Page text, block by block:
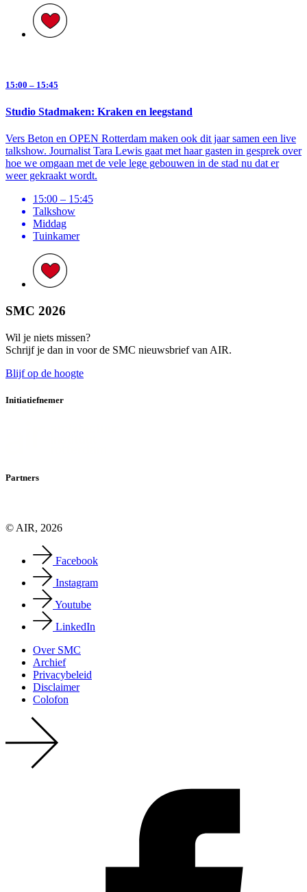
15:00 – 15:45
Studio Stadmaken: Kraken en leegstand
Vers Beton en OPEN Rotterdam maken ook dit jaar samen een live
talkshow. Journalist Tara Lewis gaat met haar gasten in gesprek over
hoe we omgaan met de vele lege gebouwen in de stad nu dat er
weer gekraakt wordt.
15:00 – 15:45
Talkshow
Middag
Tuinkamer
SMC 2026
Wil je niets missen?
Schrijf je dan in voor de SMC nieuwsbrief van AIR.
Blijf op de hoogte
Initiatiefnemer
Partners
© AIR, 2026
Facebook
Instagram
Youtube
LinkedIn
Over SMC
Archief
Privacy­beleid
Disclaimer
Colofon